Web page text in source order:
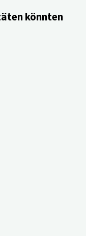
könnten